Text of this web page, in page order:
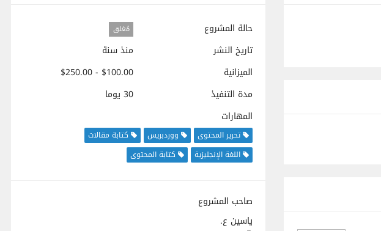
حالة المشروع مُغلق
تاريخ النشر
منذ سنة
الميزانية
$100.00 - $250.00
مدة التنفيذ
30 يوما
المهارات
تحرير المحتوى ووردبريس
كتابة مقالات
اللغة الإنجليزية
كتابة المحتوى
صاحب المشروع
ياسين ع.